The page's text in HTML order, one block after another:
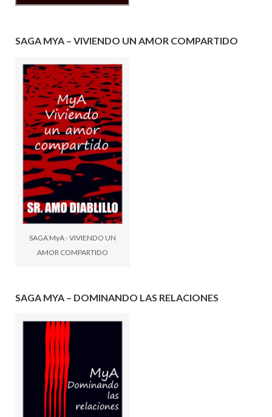
SAGA MYA – VIVIENDO UN AMOR COMPARTIDO
SAGA MyA - VIVIENDO UN
AMOR COMPARTIDO
SAGA MYA – DOMINANDO LAS RELACIONES